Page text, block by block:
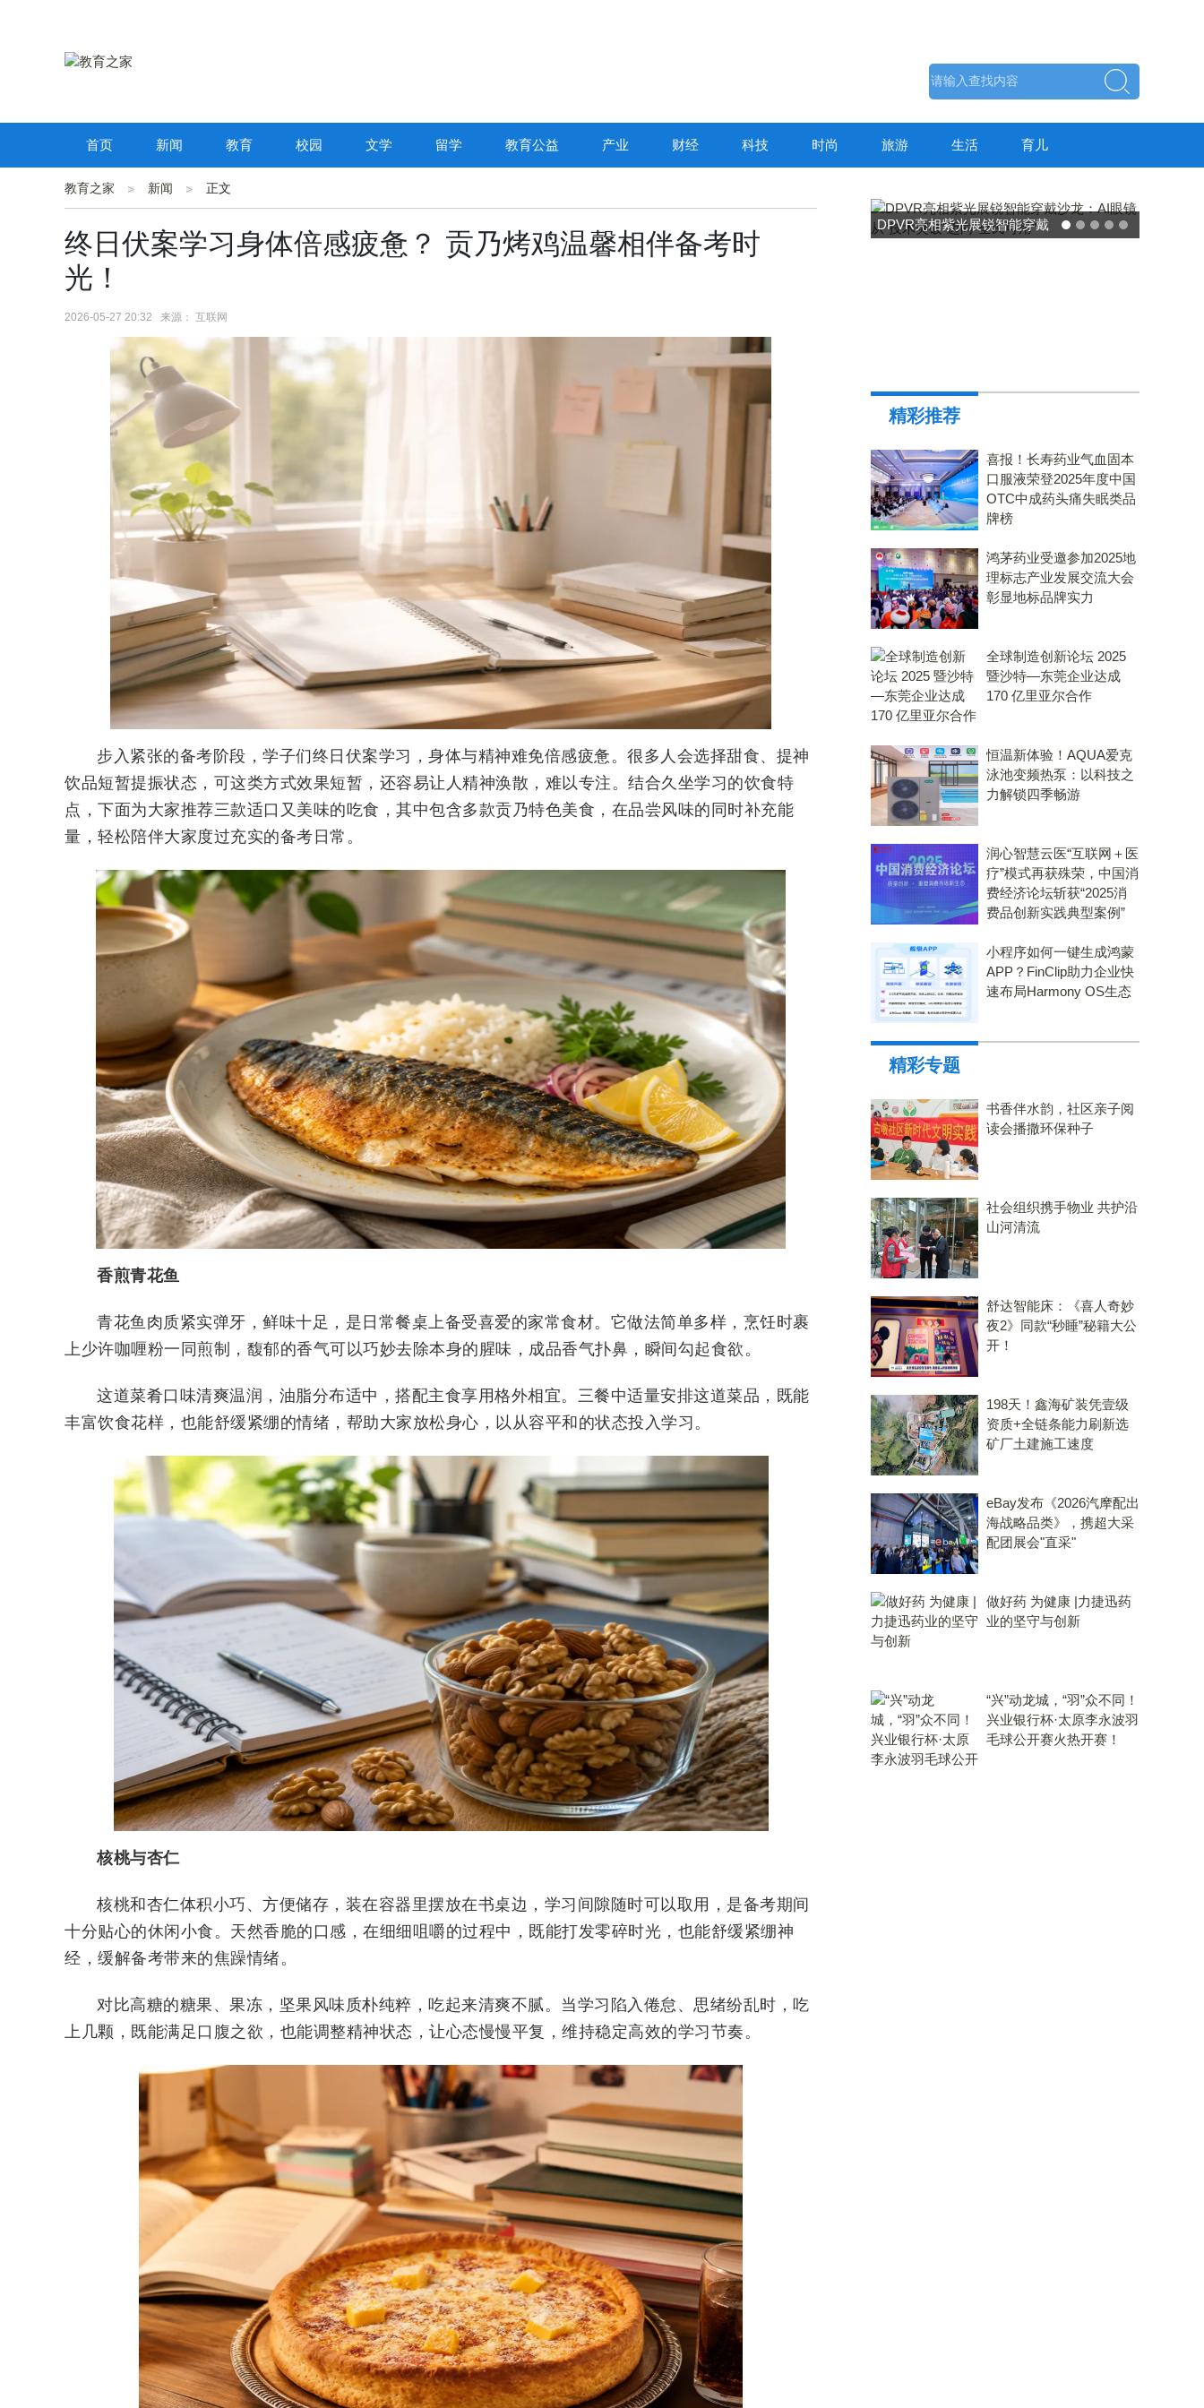
首页 新闻 教育 校园 文学 留学 教育公益 产业 财经 科技 时尚 旅游 生活 育儿
教育之家 新闻 正文
终日伏案学习身体倍感疲惫？ 贡乃烤鸡温馨相伴备考时
光！
2026-05-27 20:32 来源： 互联网
步入紧张的备考阶段，学子们终日伏案学习，身体与精神难免倍感疲惫。很多人会选择甜食、提神
饮品短暂提振状态，可这类方式效果短暂，还容易让人精神涣散，难以专注。结合久坐学习的饮食特
点，下面为大家推荐三款适口又美味的吃食，其中包含多款贡乃特色美食，在品尝风味的同时补充能
量，轻松陪伴大家度过充实的备考日常。
香煎青花鱼
青花鱼肉质紧实弹牙，鲜味十足，是日常餐桌上备受喜爱的家常食材。它做法简单多样，烹饪时裹
上少许咖喱粉一同煎制，馥郁的香气可以巧妙去除本身的腥味，成品香气扑鼻，瞬间勾起食欲。
这道菜肴口味清爽温润，油脂分布适中，搭配主食享用格外相宜。三餐中适量安排这道菜品，既能
丰富饮食花样，也能舒缓紧绷的情绪，帮助大家放松身心，以从容平和的状态投入学习。
核桃与杏仁
核桃和杏仁体积小巧、方便储存，装在容器里摆放在书桌边，学习间隙随时可以取用，是备考期间
十分贴心的休闲小食。天然香脆的口感，在细细咀嚼的过程中，既能打发零碎时光，也能舒缓紧绷神
经，缓解备考带来的焦躁情绪。
对比高糖的糖果、果冻，坚果风味质朴纯粹，吃起来清爽不腻。当学习陷入倦怠、思绪纷乱时，吃
上几颗，既能满足口腹之欲，也能调整精神状态，让心态慢慢平复，维持稳定高效的学习节奏。
荣膺2025食品营养健康创新
力大奖
精彩推荐
喜报！长寿药业气血固本
口服液荣登2025年度中国
OTC中成药头痛失眠类品
牌榜
鸿茅药业受邀参加2025地
理标志产业发展交流大会
彰显地标品牌实力
全球制造创新论坛 2025
暨沙特—东莞企业达成
170 亿里亚尔合作
恒温新体验！AQUA爱克
泳池变频热泵：以科技之
力解锁四季畅游
润心智慧云医“互联网＋医
疗”模式再获殊荣，中国消
费经济论坛斩获“2025消
费品创新实践典型案例”
小程序如何一键生成鸿蒙
APP？FinClip助力企业快
速布局Harmony OS生态
精彩专题
书香伴水韵，社区亲子阅
读会播撒环保种子
社会组织携手物业 共护沿
山河清流
舒达智能床：《喜人奇妙
夜2》同款“秒睡”秘籍大公
开！
198天！鑫海矿装凭壹级
资质+全链条能力刷新选
矿厂土建施工速度
eBay发布《2026汽摩配出
海战略品类》，携超大采
配团展会"直采"
做好药 为健康 |力捷迅药
业的坚守与创新
“兴”动龙城，“羽”众不同！
兴业银行杯·太原李永波羽
毛球公开赛火热开赛！